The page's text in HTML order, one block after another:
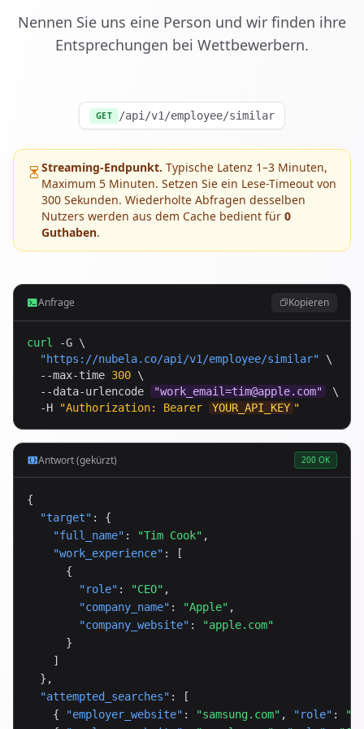
Nennen Sie uns eine Person und wir finden ihre
Entsprechungen bei Wettbewerbern.
GET /api/v1/employee/similar
Streaming-Endpunkt. Typische Latenz 1–3 Minuten,
Maximum 5 Minuten. Setzen Sie ein Lese-Timeout von
300 Sekunden. Wiederholte Abfragen desselben
Nutzers werden aus dem Cache bedient für 0
Guthaben.
Anfrage Kopieren
curl
-G \
"https://nubela.co/api/v1/employee/similar" \
  --max-time
300 \
  --data-urlencode
"work_email=tim@apple.com"
\
  -H
"Authorization: Bearer YOUR_API_KEY "
Antwort (gekürzt) 200 OK
{
"target" : {
"full_name" : "Tim Cook" ,
"work_experience" : [
      {
"role" : "CEO" ,
"company_name" : "Apple" ,
"company_website" :
"apple.com"
      }
    ]
  },
"attempted_searches" : [
    {
"employer_website" : "samsung.com" , "role" :